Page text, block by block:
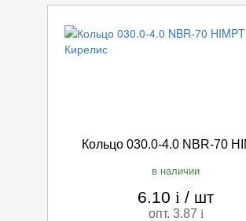
Кольцо 030.0-4.0 NBR-70
в наличии
6.10i / шт
опт. 3.87 i